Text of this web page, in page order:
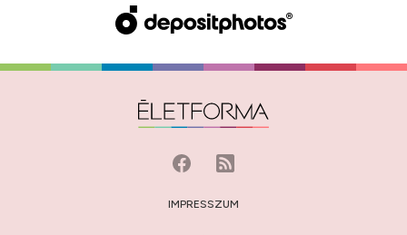
IMPRESSZUM